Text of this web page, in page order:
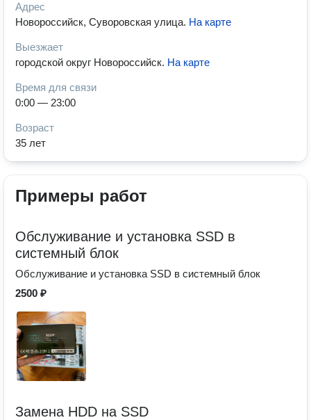
Адрес
Новороссийск, Суворовская улица. На карте
Выезжает
городской округ Новороссийск. На карте
Время для связи
0:00 — 23:00
Возраст
35 лет
Примеры работ
Обслуживание и установка SSD в
системный блок
Обслуживание и установка SSD в системный блок
2500 ₽
Замена HDD на SSD